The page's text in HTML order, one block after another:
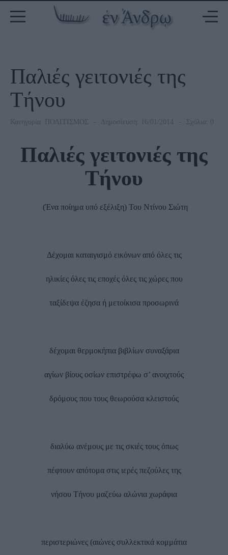
Παλιές γειτονιές της
Τήνου
Κατηγορία: ΠΟΛΙΤΙΣΜΟΣ Δημοσίευση: 16/01/2014 Σχόλια: 0
Παλιές γειτονιές της
Τήνου
(Ένα ποίημα υπό εξέλιξη) Του Ντίνου Σιώτη
Δέχομαι καταιγισμό εικόνων από όλες τις
ηλικίες όλες τις εποχές όλες τις χώρες που
ταξίδεψα έζησα ή μετοίκισα προσωρινά
δέχομαι θερμοκήπια βιβλίων συναξάρια
αγίων βίους οσίων επιστρέφω σ’ ανοιχτούς
δρόμους που τους θεωρούσα κλειστούς
διαλύω ανέμους με τις σκιές τους όπως
πέφτουν απότομα στις ιερές πεζούλες της
νήσου Τήνου μαζεύω αλώνια χωράφια
περιστεριώνες (αιώνες συλλεκτικά κομμάτια